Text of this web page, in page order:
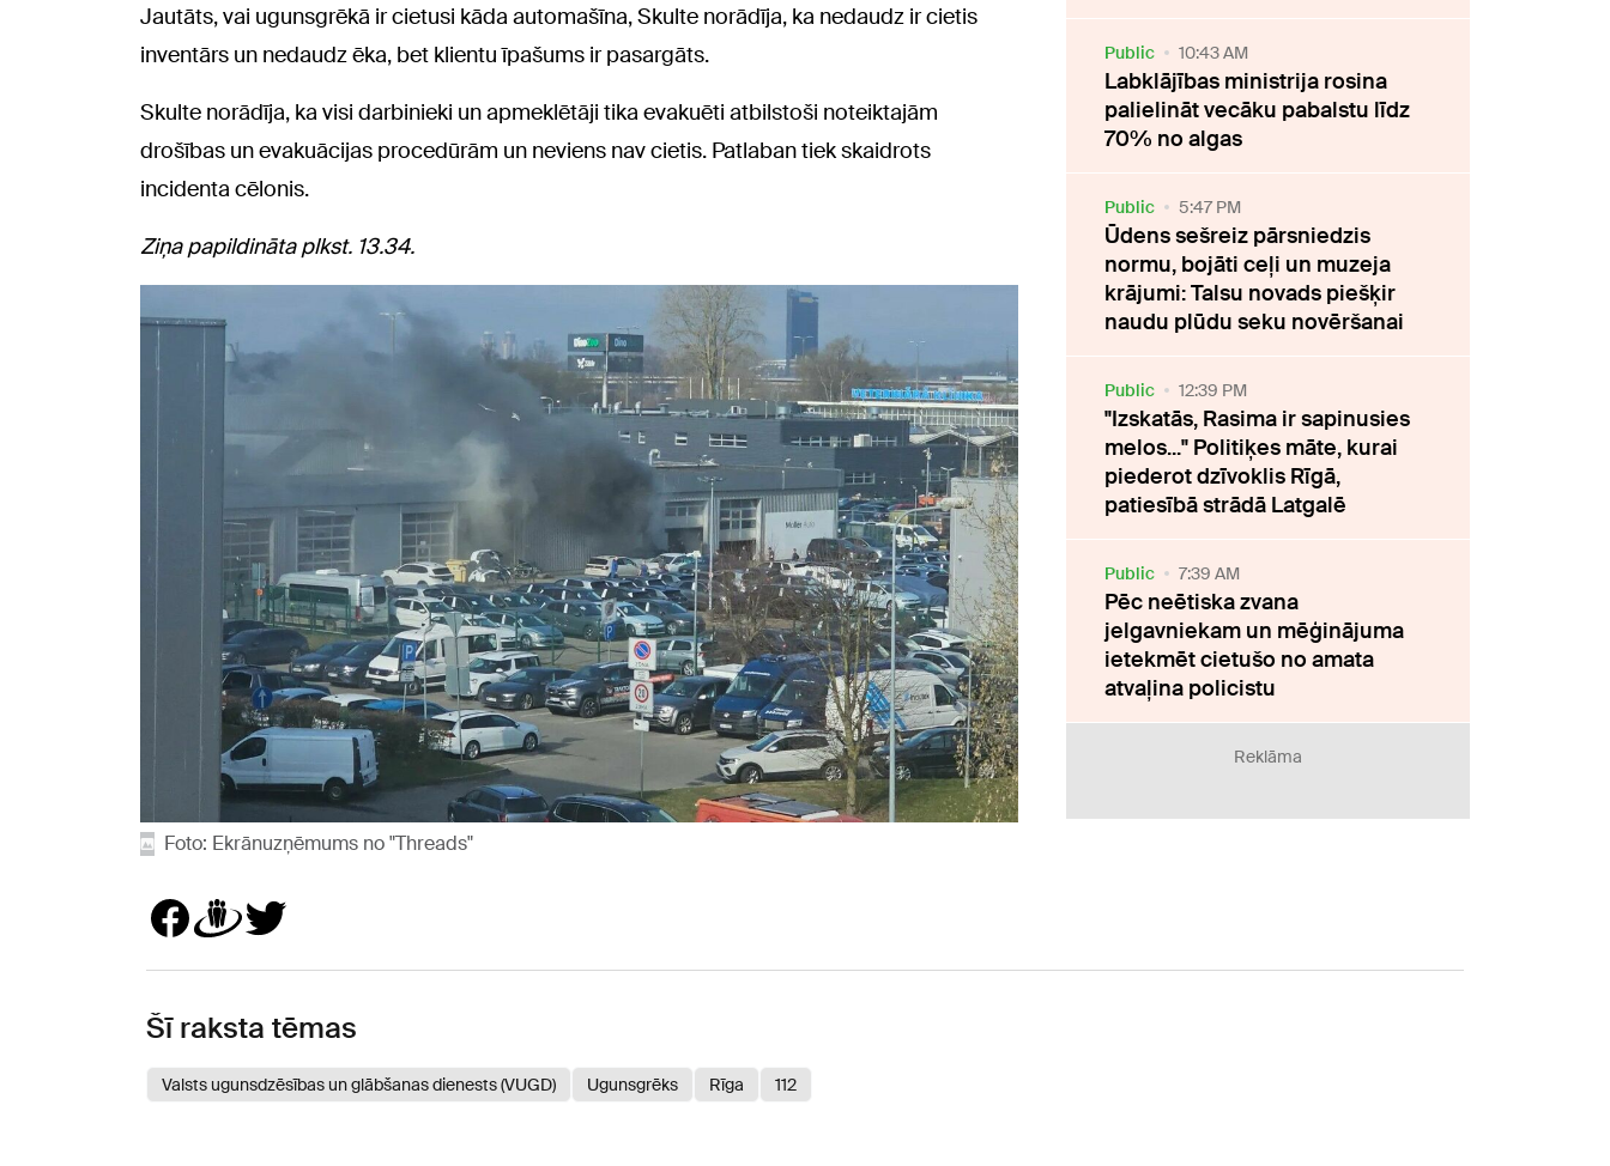
Jautāts, vai ugunsgrēkā ir cietusi kāda automašīna, Skulte norādīja, ka nedaudz ir cietis
inventārs un nedaudz ēka, bet klientu īpašums ir pasargāts.
Skulte norādīja, ka visi darbinieki un apmeklētāji tika evakuēti atbilstoši noteiktajām
drošības un evakuācijas procedūrām un neviens nav cietis. Patlaban tiek skaidrots
incidenta cēlonis.
Ziņa papildināta plkst. 13.34.
Foto: Ekrānuzņēmums no "Threads"
Public 10:43 AM
Labklājības ministrija rosina
palielināt vecāku pabalstu līdz
70% no algas
Public 5:47 PM
Ūdens sešreiz pārsniedzis
normu, bojāti ceļi un muzeja
krājumi: Talsu novads piešķir
naudu plūdu seku novēršanai
Public 12:39 PM
"Izskatās, Rasima ir sapinusies
melos..." Politiķes māte, kurai
piederot dzīvoklis Rīgā,
patiesībā strādā Latgalē
Public 7:39 AM
Pēc neētiska zvana
jelgavniekam un mēģinājuma
ietekmēt cietušo no amata
atvaļina policistu
Reklāma
Šī raksta tēmas
Valsts ugunsdzēsības un glābšanas dienests (VUGD) Ugunsgrēks Rīga 112